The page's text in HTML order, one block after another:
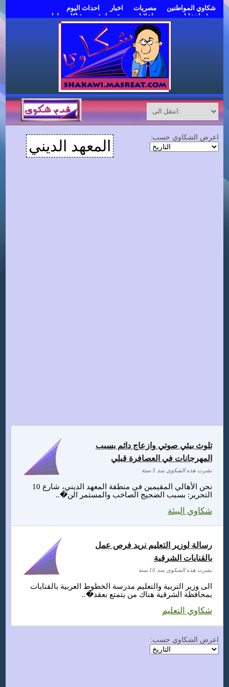
شكاوي المواطنين مصريات اخبار
احداث اليوم
موقع انتخابات مصر
اعلانات مبوبة مجانية
مشاكل وحلول
المعهد الديني
اعرض الشكاوي حسب:
نحن الأهالي المقيمين في منطقة المعهد الديني، شارع 10
التحرير: بسبب الضجيج الصاخب والمستمر الن�..
شكاوي البيئة
تلوث بيئي صوتي وازعاج دائم بسبب
المهرجانات في العصافرة قبلي
نشرت هذه الشكوى منذ 3 سنة
الى وزير التربية والتعليم مدرسة الخطوط العربية بالقنايات
بمحافظة الشرقية هناك من يتمتع بعقد�..
شكاوي التعليم
رسالة لوزير التعليم نريد فرص عمل
بالقنايات الشرقية
نشرت هذه الشكوى منذ 16 سنة
اعرض الشكاوي حسب: